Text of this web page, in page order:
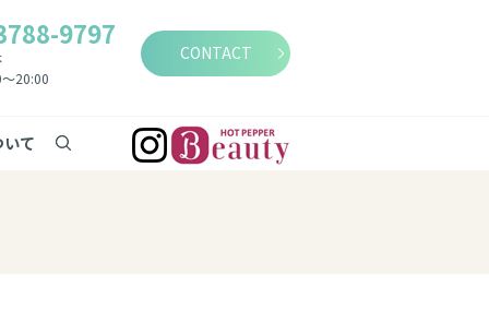
て search
9797
20:00
CONTACT